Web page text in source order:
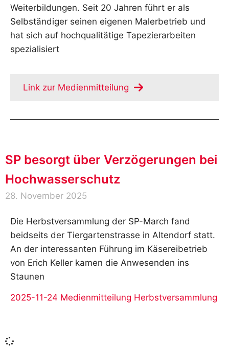
Weiterbildungen. Seit 20 Jahren führt er als
Selbständiger seinen eigenen Malerbetrieb und
hat sich auf hochqualitätige Tapezierarbeiten
spezialisiert
Link zur Medienmitteilung
SP besorgt über Verzögerungen bei
Hochwasserschutz
28. November 2025
Die Herbstversammlung der SP-March fand
beidseits der Tiergartenstrasse in Altendorf statt.
An der interessanten Führung im Käsereibetrieb
von Erich Keller kamen die Anwesenden ins
Staunen
2025-11-24 Medienmitteilung Herbstversammlung